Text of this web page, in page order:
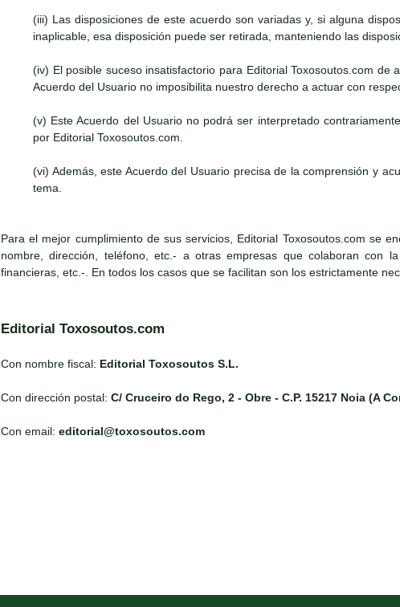
(iii) Las disposiciones de este acuerdo son variadas y, si alguna
inaplicable, esa disposición puede ser retirada, manteniendo las
(iv) El posible suceso insatisfactorio para Editorial Toxosoutos.com
Acuerdo del Usuario no imposibilita nuestro derecho a actuar con
(v) Este Acuerdo del Usuario no podrá ser interpretado
por Editorial Toxosoutos.com.
(vi) Además, este Acuerdo del Usuario precisa de la comprensión y
tema.
Para el mejor cumplimiento de sus servicios, Editorial Toxosoutos.com se
nombre, dirección, teléfono, etc.- a otras empresas que colaboran con
financieras, etc.-. En todos los casos que se facilitan son los estrictamente
Editorial Toxosoutos.com
Con nombre fiscal: Editorial Toxosoutos S.L.
Con dirección postal: C/ Cruceiro do Rego, 2 - Obre - C.P. 15217 Noia (A
Con email: editorial@toxosoutos.com